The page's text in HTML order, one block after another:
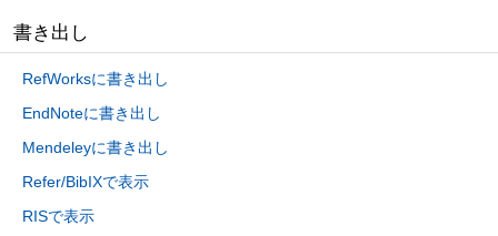
書き出し
RefWorksに書き出し
EndNoteに書き出し
Mendeleyに書き出し
Refer/BibIXで表示
RISで表示